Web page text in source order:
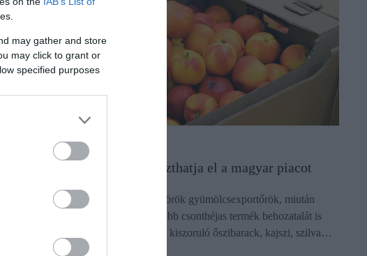
may gather and store
may click to grant or
specified purposes
KERESKEDELEM
Török gyümölcs áraszthatja el a magyar piacot
Új piacokat kereshetnek a török gyümölcsexportőrök, miután
Oroszország július 18-tól több csonthéjas termék behozatalát is
korlátozta. Az orosz piacról kiszoruló őszibarack, kajszi, szilva…
rectangle